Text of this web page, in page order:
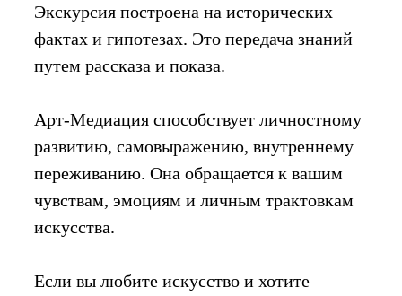
Экскурсия построена на исторических
фактах и гипотезах. Это передача знаний
путем рассказа и показа.
Арт-Медиация способствует личностному
развитию, самовыражению, внутреннему
переживанию. Она обращается к вашим
чувствам, эмоциям и личным трактовкам
искусства.
Если вы любите искусство и хотите